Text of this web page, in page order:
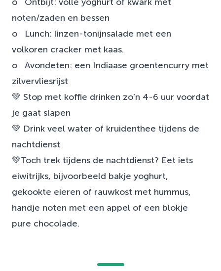
o Ontbijt: volle yoghurt of kwark met
noten/zaden en bessen
o Lunch: linzen-tonijnsalade met een
volkoren cracker met kaas.
o Avondeten: een Indiaase groentencurry met
zilvervliesrijst
💚 Stop met koffie drinken zo’n 4-6 uur voordat
je gaat slapen
💚 Drink veel water of kruidenthee tijdens de
nachtdienst
💚Toch trek tijdens de nachtdienst? Eet iets
eiwitrijks, bijvoorbeeld bakje yoghurt,
gekookte eieren of rauwkost met hummus,
handje noten met een appel of een blokje
pure chocolade.